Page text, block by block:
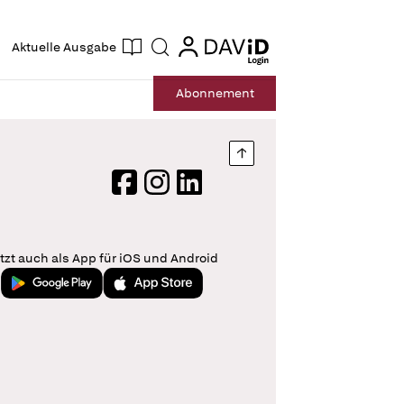
Aktuelle Ausgabe Suche login
login
Abonnement
Nach oben springen
FacebookInstagram
LinkedIn
auch als App für iOS und Android
Jetzt bei Google PlayLaden im App Store